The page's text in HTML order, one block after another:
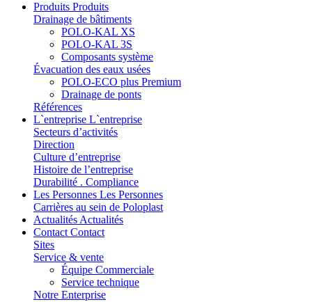
Produits Produits
Drainage de bâtiments
POLO-KAL XS
POLO-KAL 3S
Composants système
Évacuation des eaux usées
POLO-ECO plus Premium
Drainage de ponts
Références
L`entreprise L`entreprise
Secteurs d’activités
Direction
Culture d’entreprise
Histoire de l’entreprise
Durabilité . Compliance
Les Personnes Les Personnes
Carrières au sein de Poloplast
Actualités Actualités
Contact Contact
Sites
Service & vente
Équipe Commerciale
Service technique
Notre Enterprise